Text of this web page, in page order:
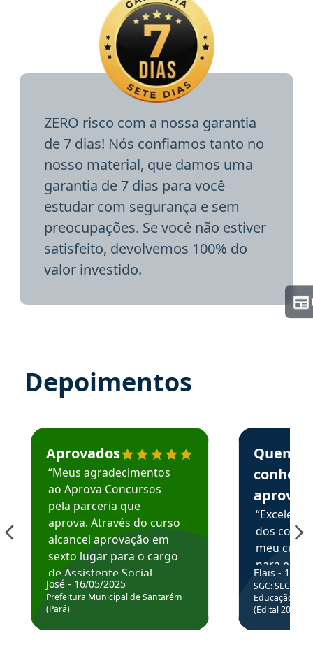
ZERO risco com a nossa garantia
de 7 dias! Nós confiamos tanto no
nosso material, que damos uma
garantia de 7 dias para você
estudar com segurança e sem
preocupações. Se você não estiver
satisfeito, devolvemos 100% do
valor investido.
Depoimentos
Estudante José recomenda o Aprova Concursos em
Aprovados
“Meus agradecimentos
ao Aprova Concursos
pela parceria que
aprova. Através do curso
alcancei aprovação em
sexto lugar para o cargo
de Assistente Social.
Hoje estou atuando na
Prefeitura de Santarém.
José - 16/05/2025
Prefeitura Municipal de Santarém
(Pará)
Estudante
Quem
aprova
dos
meu
para
colocar
através
de
Elais - 15/
SGC: SEC BA
Educação
(Edital